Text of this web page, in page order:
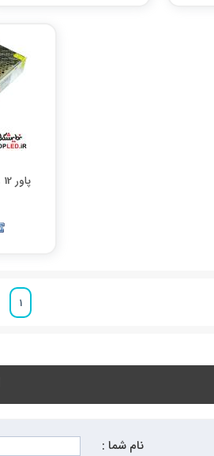
پاور 12 ولت 12.5 آمپر cl806
1
نام شما :